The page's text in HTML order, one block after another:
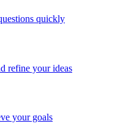
quickly
refine your ideas
your goals